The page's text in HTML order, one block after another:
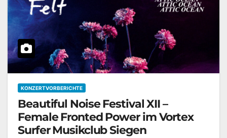
KONZERTVORBERICHTE
Beautiful Noise Festival XII –
Female Fronted Power im Vortex
Surfer Musikclub Siegen